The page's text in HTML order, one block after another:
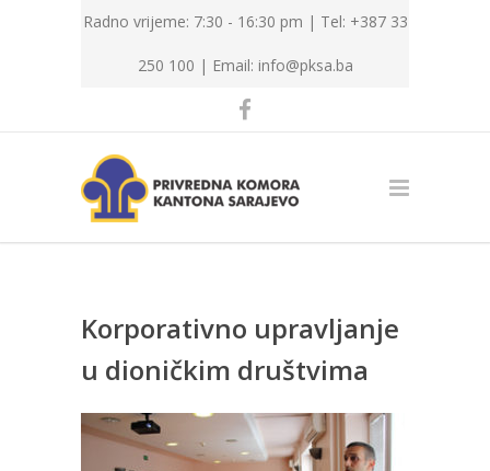
Radno vrijeme: 7:30 - 16:30 pm | Tel: +387 33
250 100 | Email: info@pksa.ba
Korporativno upravljanje
u dioničkim društvima